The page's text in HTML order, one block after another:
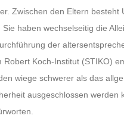
Zwischen den Eltern besteht
haben wechselseitig die
der
Koch-Institut (STIKO)
wiege schwerer als das
ausgeschlossen werden